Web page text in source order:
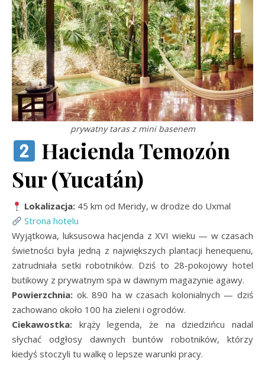
prywatny taras z mini basenem
Hacienda Temozón
Sur (Yucatán)
Lokalizacja: 45 km od Meridy, w drodze do Uxmal
Strona hotelu
Wyjątkowa, luksusowa hacjenda z XVI wieku — w czasach
świetności była jedną z największych plantacji henequenu,
zatrudniała setki robotników. Dziś to 28-pokojowy hotel
butikowy z prywatnym spa w dawnym magazynie agawy.
Powierzchnia: ok. 890 ha w czasach kolonialnych — dziś
zachowano około 100 ha zieleni i ogrodów.
Ciekawostka: krąży legenda, że na dziedzińcu nadal
słychać odgłosy dawnych buntów robotników, którzy
kiedyś stoczyli tu walkę o lepsze warunki pracy.